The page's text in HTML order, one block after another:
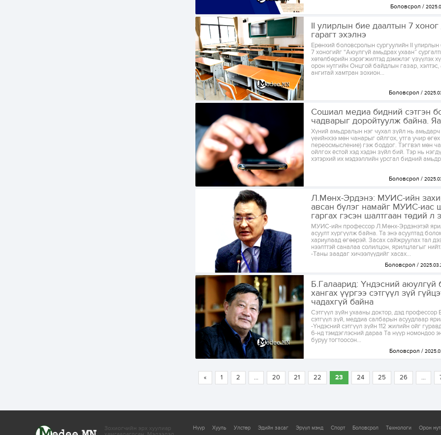
Боловсрол
II улирлын бие даалтын 7 хоног
гарагт эхэлнэ
Ерөнхий боловсролын сургуулийн II
7 хоногийг “Аюулгүй амьдрах ухаан”
хөтөлбөрийн хэрэгжилтэд дэмжлэг үзүүлэх
орон нутгийн Онцгой байдлын газар, хэлтэс,
ангитай хамтран зохион...
Боловсрол
Сошиал медиа бидний сэтгэн
чадварыг доройтуулж байна.
Хүний амьдралын нэг чухал зүйл нь
үеийнхээ мөн чанарыг ойлгох, утга учир
переосмысление) гэж боддог. Тэггвэл мөн
ойлгох ёстой хэд хэдэн зүйл бий. Тэр нь
хэтэрхий их мэдээллийн урсгал бидний
Боловсрол
Л.Мөнх-Эрдэнэ: МУИС-ийн
авсан бүлэг намайг МУИС-иас
гаргах гэсэн шалтгаан төдий л
МУИС-ийн профессор Л.Мөнх-Эрдэнэтэй
асуулт хүргүүлж байна. Та энэ асуултад
хариулаад өгөөрэй. Засах сайжруулах тал
нээлттэй саналаа солилцон, ярилцлагыг
-Таны заадаг хичээлүүдийг хасах...
Боловсрол
Б.Галаарид: Үндэсний аюулгүй
хангах үүргээ сэтгүүл зүй
чадахгүй байна
Сэтгүүл зүйн ухааны доктор, дэд профессор
сэтгүүл зүй, меддиа салбарын асуудлаар
-Үндэсний сэтгүүл зүйн 112 жилийн ойг
6-нд тэмдэглэсний дараа Та нүүр номондоо
буруу тогтоосон...
Боловсрол
« 1 2 ... 20 21 22 23 24 25 26 ...
Зохиогчийн эрх хуулиар
Нүүр Хууль Улстөр Эдийн засаг Эрүүл мэнд Спорт Боловсрол Технологи Орон